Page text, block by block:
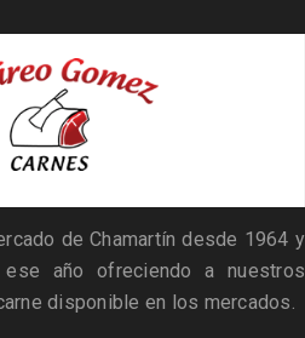
de Chamartín desde 1964 y
año ofreciendo a nuestros
disponible en los mercados.